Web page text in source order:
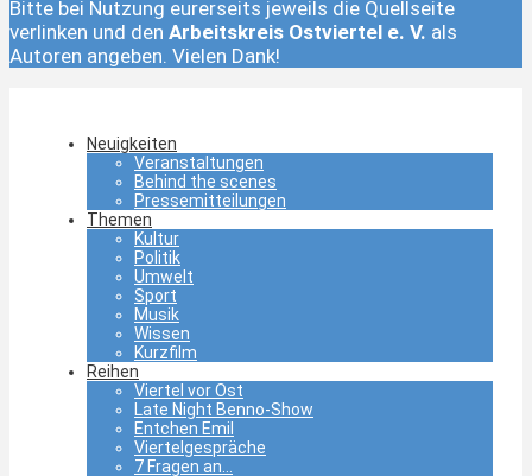
Bitte bei Nutzung eurerseits jeweils die Quellseite
verlinken und den Arbeitskreis Ostviertel e. V. als
Autoren angeben. Vielen Dank!
Neuigkeiten
Veranstaltungen
Behind the scenes
Pressemitteilungen
Themen
Kultur
Politik
Umwelt
Sport
Musik
Wissen
Kurzfilm
Reihen
Viertel vor Ost
Late Night Benno-Show
Entchen Emil
Viertelgespräche
7 Fragen an…